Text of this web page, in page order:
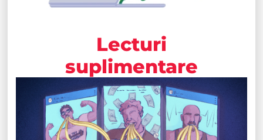
Lecturi
suplimentare